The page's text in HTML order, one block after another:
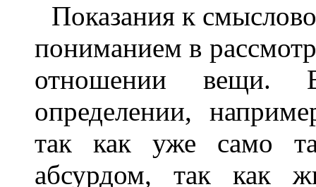
Показания к
пониманием в
отношении вещи.
определении,
так как уже само
абсурдом, так как